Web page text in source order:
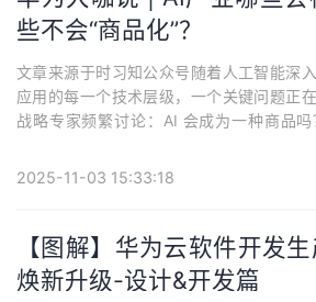
些不会“商品化”？
文章来源于时习知公众号随着人工智能深
应用的每一个技术层级，一个关键问题正
战略专家频繁讨论：AI 会成为一种商品
认为 AI 将复制搜索、云计算和社交网络的
2025-11-03 15:33:18
【图解】华为云软件开发
焕新升级-设计&开发篇